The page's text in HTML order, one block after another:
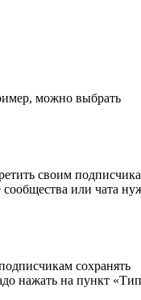
можно выбрать
своим
сообщества или чата
сохранять
нажать на пункт «Тип